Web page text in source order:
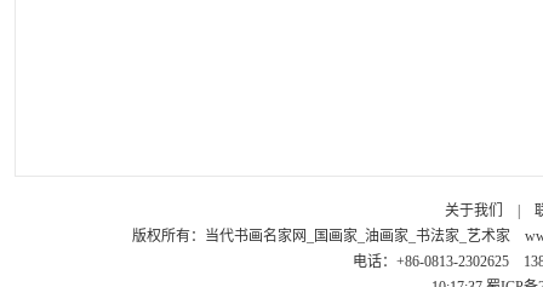
关于我们
版权所有： 当代书画名家网_国画家_油画家_书法家_艺术家
电话：+86-0813-2302625